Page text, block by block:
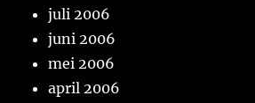
juli 2006
juni 2006
mei 2006
april 2006